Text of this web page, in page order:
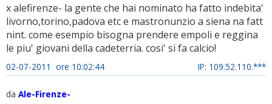
x alefirenze- la gente che hai nominato ha fatto indebita'
livorno,torino,padova etc e mastronunzio a siena na fatt
nint. come esempio bisogna prendere empoli e reggina
le piu' giovani della cadeterria. cosi' si fa calcio!
02-07-2011 ore 10:02:44 IP: 109.52.110.***
da Ale-Firenze-